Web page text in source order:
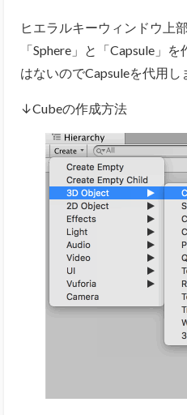
ヒエラルキーウィンドウ上
「Sphere」と「Capsule」
はないのでCapsuleを代用し
↓Cubeの作成方法